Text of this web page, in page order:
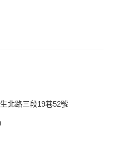
北路三段19巷52號